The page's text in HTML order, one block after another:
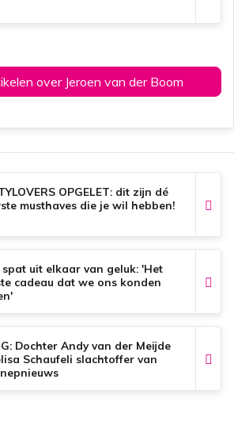
over Jeroen van der Boom
OPGELET: dit zijn dé
musthaves die je wil hebben!
spat uit elkaar van geluk: 'Het
cadeau dat we ons konden
Dochter Andy van der Meijde
Schaufeli slachtoffer van